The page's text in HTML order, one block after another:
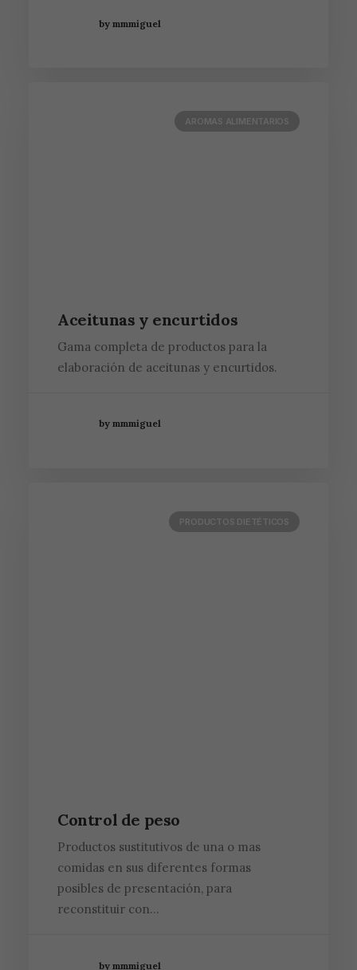
by mmmiguel
AROMAS ALIMENTARIOS
Aceitunas y encurtidos
Gama completa de productos para la
elaboración de aceitunas y encurtidos.
by mmmiguel
PRODUCTOS DIETÉTICOS
Control de peso
Productos sustitutivos de una o mas
comidas en sus diferentes formas
posibles de presentación, para
reconstituir con…
by mmmiguel